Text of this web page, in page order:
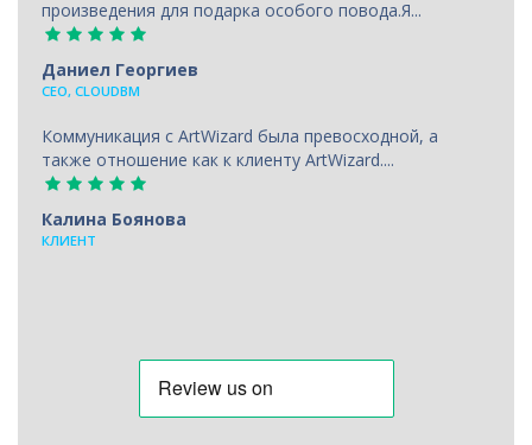
произведения для подарка особого повода.Я...
Даниел Георгиев
CEO, CLOUDBM
Коммуникация с ArtWizard была превосходной, а
также отношение как к клиенту ArtWizard....
Калина Боянова
КЛИЕНТ